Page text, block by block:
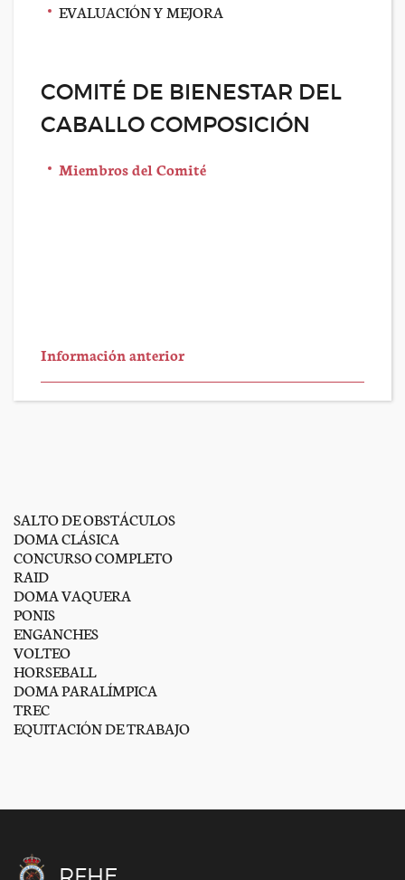
EVALUACIÓN Y MEJORA
COMITÉ DE BIENESTAR DEL
CABALLO COMPOSICIÓN
Miembros del Comité
Información anterior
SALTO DE OBSTÁCULOS
DOMA CLÁSICA
CONCURSO COMPLETO
RAID
DOMA VAQUERA
PONIS
ENGANCHES
VOLTEO
HORSEBALL
DOMA PARALÍMPICA
TREC
EQUITACIÓN DE TRABAJO